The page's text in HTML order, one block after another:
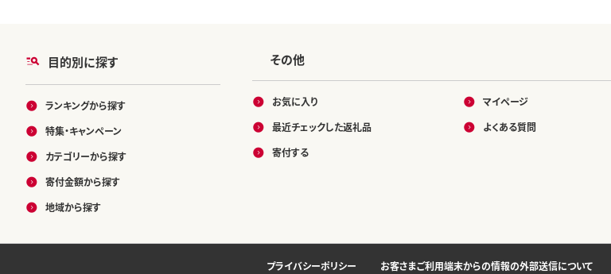
目的別に探す
ランキングから探す
特集・キャンペーン
カテゴリーから探す
寄付金額から探す
地域から探す
その他
お気に入り
最近チェックした返礼品
寄付する
マイページ
よくある質問
プライバシーポリシー お客さまご利用端末からの情報の外部送信について